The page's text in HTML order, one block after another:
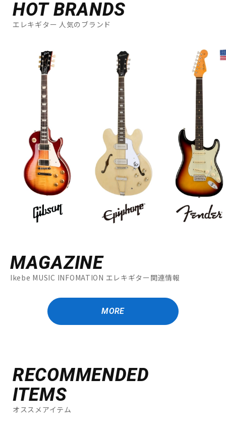
HOT BRANDS
エレキギター 人気のブランド
MAGAZINE
Ikebe MUSIC INFOMATION エレキギター関連情報
MORE
RECOMMENDED
ITEMS
オススメアイテム